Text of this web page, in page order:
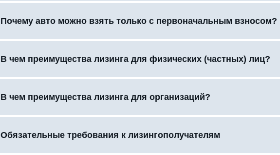
Почему авто можно взять только с первоначальным взносом?
В чем преимущества лизинга для физических (частных) лиц?
В чем преимущества лизинга для организаций?
Обязательные требования к лизингополучателям